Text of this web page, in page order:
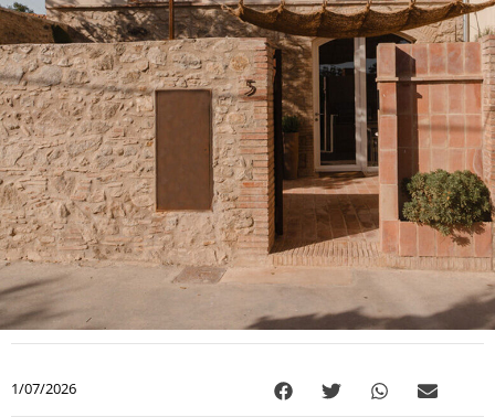
1/07/2026